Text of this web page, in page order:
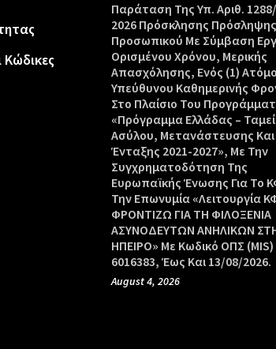
Κώδικες
Παράταση Της Υπ. Αριθ.
2026 Πρόσκλησης Πρόσληψης
Προσωπικού Με Σύμβαση
Ορισμένου Χρόνου, Μερικής
Απασχόλησης, Ενός (1)
Υπεύθυνου Καθημερινής
Στο Πλαίσιο Του
«Πρόγραμμα Ελλάδας –
Ασύλου, Μετανάστευσης Και
Ένταξης 2021-2027», Με Την
Συγχρηματοδότηση Της
Ευρωπαϊκής Ένωσης Για Το
Την Επωνυμία «Λειτουργία
ΦΡΟΝΤΙΖΩ ΓΙΑ ΤΗ ΦΙΛΟΞΕΝΙΑ
ΑΣΥΝΟΔΕΥΤΩΝ ΑΝΗΛΙΚΩΝ
ΗΠΕΙΡΟ» Με Κωδικό ΟΠΣ (MIS)
6016383, Έως Και 13/08/2026.
August 4, 2026